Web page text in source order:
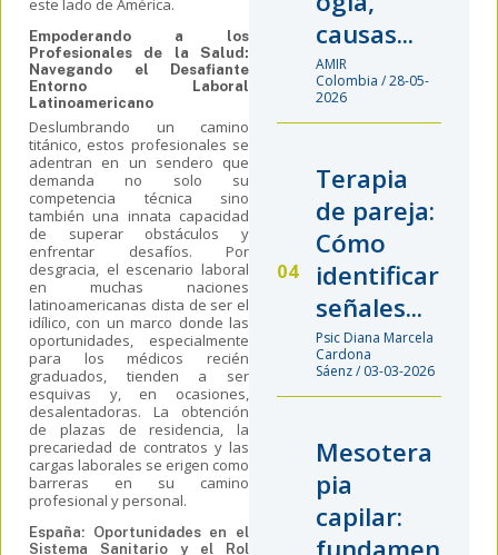
este lado de América.
Empoderando a los
Profesionales de la Salud:
Navegando el Desafiante
Entorno Laboral
Latinoamericano
Deslumbrando un camino
titánico, estos profesionales se
adentran en un sendero que
demanda no solo su
competencia técnica sino
también una innata capacidad
de superar obstáculos y
enfrentar desafíos. Por
desgracia, el escenario laboral
en muchas naciones
latinoamericanas dista de ser el
idílico, con un marco donde las
oportunidades, especialmente
para los médicos recién
graduados, tienden a ser
esquivas y, en ocasiones,
desalentadoras. La obtención
de plazas de residencia, la
precariedad de contratos y las
cargas laborales se erigen como
barreras en su camino
profesional y personal.
España: Oportunidades en el
Sistema Sanitario y el Rol
causas...
AMIR
Colombia / 28-05-
2026
Terapia
de pareja:
Cómo
identificar
señales...
Psic Diana Marcela
Cardona
Sáenz / 03-03-2026
Mesotera
pia
capilar: